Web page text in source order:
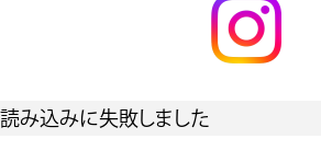
読み込みに失敗しました